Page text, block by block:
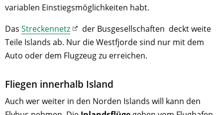
variablen Einstiegsmöglichkeiten habt.
Das Streckennetz
der Busgesellschaften deckt weite
Teile Islands ab. Nur die Westfjorde sind nur mit dem
Auto oder dem Flugzeug zu erreichen.
Fliegen innerhalb Island
Auch wer weiter in den Norden Islands will kann den